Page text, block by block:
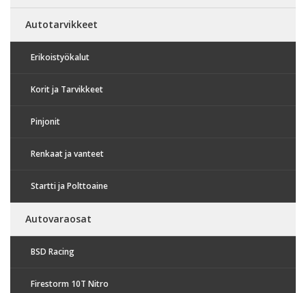
Autotarvikkeet
Erikoistyökalut
Korit ja Tarvikkeet
Pinjonit
Renkaat ja vanteet
Startti ja Polttoaine
Autovaraosat
BSD Racing
Firestorm 10T Nitro